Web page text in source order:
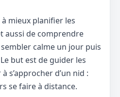
mieux planifier les
aussi de comprendre
calme un jour puis
but est de guider les
s’approcher d’un nid :
se faire à distance.